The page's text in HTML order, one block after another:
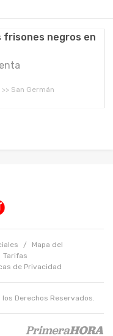
frisones negros en
San Germán
/
Mapa del
Tarifas
de Privacidad
los Derechos Reservados.